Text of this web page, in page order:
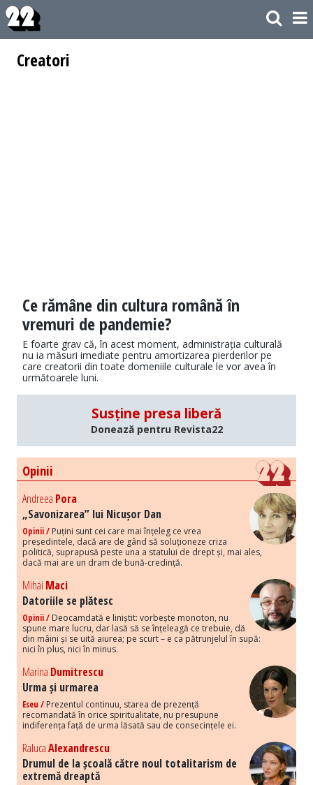
Creatori
Ce rămâne din cultura română în
vremuri de pandemie?
E foarte grav că, în acest moment, administrația culturală
nu ia măsuri imediate pentru amortizarea pierderilor pe
care creatorii din toate domeniile culturale le vor avea în
următoarele luni.
Susține presa liberă
Donează pentru Revista22
Opinii
Andreea Pora
„Savonizarea” lui Nicușor Dan
Opinii / Puțini sunt cei care mai înțeleg ce vrea
președintele, dacă are de gând să soluționeze criza
politică, suprapusă peste una a statului de drept și, mai ales,
dacă mai are un dram de bună-credință.
Mihai Maci
Datoriile se plătesc
Opinii / Deocamdată e liniștit: vorbește monoton, nu
spune mare lucru, dar lasă să se înțeleagă ce trebuie, dă
din mâini și se uită aiurea; pe scurt – e ca pătrunjelul în supă:
nici în plus, nici în minus.
Marina Dumitrescu
Urma și urmarea
Eseu / Prezentul continuu, starea de prezență
recomandată în orice spiritualitate, nu presupune
indiferența față de urma lăsată sau de consecințele ei.
RalucaAlexandrescu
Drumul de la școală către noul totalitarism de
extremă dreaptă